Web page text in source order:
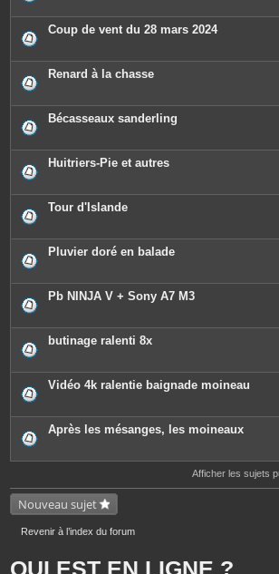
Coup de vent du 28 mars 2024
Renard à la chasse
Bécasseaux sanderling
Huitriers-Pie et autres
Tour d'Islande
Pluvier doré en balade
Pb NINJA V + Sony A7 M3
butinage ralenti 8x
Vidéo 4k ralentie baignade moineau
Après les mésanges, les moineaux
Afficher les sujets
Nouveau sujet
Revenir à l’index du forum
QUI EST EN LIGNE ?